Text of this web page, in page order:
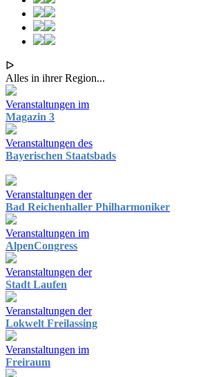
ᐅ
Alles in ihrer Region...
Veranstaltungen im
Magazin 3
Veranstaltungen des
Bayerischen Staatsbads
Veranstaltungen der
Bad Reichenhaller Philharmoniker
Veranstaltungen im
AlpenCongress
Veranstaltungen der
Stadt Laufen
Veranstaltungen der
Lokwelt Freilassing
Veranstaltungen im
Freiraum